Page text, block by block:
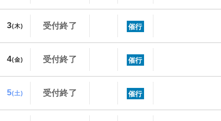
3(木) 受付終了 催行
4(金) 受付終了 催行
5(土) 受付終了 催行